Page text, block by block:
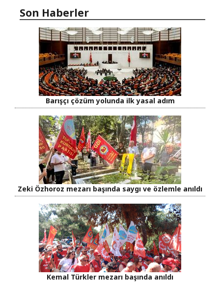
Son Haberler
Barışçı çözüm yolunda ilk yasal adım
Zeki Özhoroz mezarı başında saygı ve özlemle anıldı
Kemal Türkler mezarı başında anıldı